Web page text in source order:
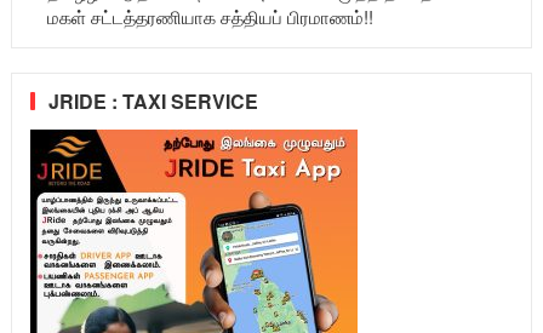
மகள் சட்டத்தரணியாக சத்தியப் பிரமாணம்!!
JRIDE : TAXI SERVICE